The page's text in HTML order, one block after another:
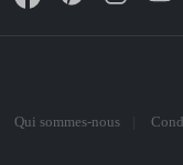
Qui sommes-nous